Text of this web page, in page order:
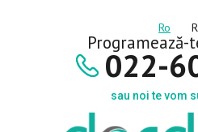
Ro
022-
sau noi te vom